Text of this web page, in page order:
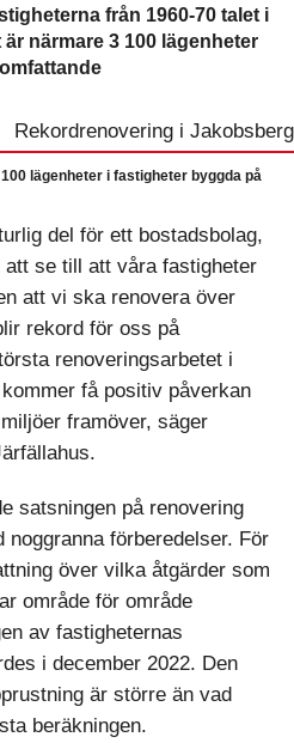
från 1960-70 talet i
närmare 3 100 lägenheter
lägenheter i fastigheter byggda på
del för ett bostadsbolag,
se till att våra fastigheter
att vi ska renovera över
rekord för oss på
renoveringsarbetet i
få positiv påverkan
framöver, säger
satsningen på renovering
noggranna förberedelser. För
över vilka åtgärder som
område för område
av fastigheternas
i december 2022. Den
är större än vad
beräkningen.